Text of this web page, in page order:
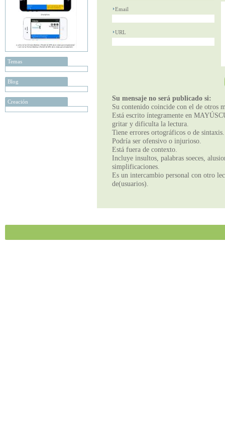
Temas
Blog
Creación
Email
URL
Su mensaje no será publicado si:
Su contenido coincide con el de otros
Está escrito íntegramente en
gritar y dificulta la lectura.
Tiene errores ortográficos o de sintaxis.
Podría ser ofensivo o injurioso.
Está fuera de contexto.
Incluye insultos, palabras soeces,
simplificaciones.
Es un intercambio personal con otro
de(usuarios).